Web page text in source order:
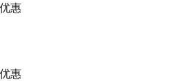
惠
惠